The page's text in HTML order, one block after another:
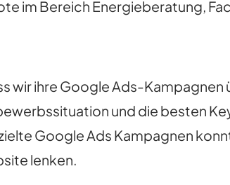
im Bereich Energieberatung,
wir ihre Google Ads-
und die besten
Google Ads Kampagnen
lenken.